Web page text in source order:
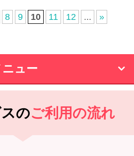
8 9 10 11 12 ... »
ュー
のご利用の流れ